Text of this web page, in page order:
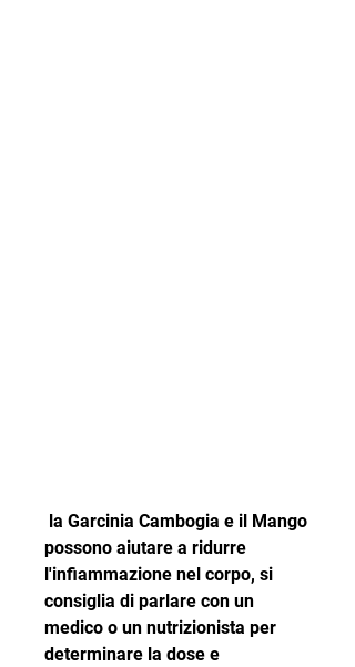
possono aiutare a ridurre
l'infiammazione nel corpo, si
consiglia di parlare con un
medico o un nutrizionista per
determinare la dose e